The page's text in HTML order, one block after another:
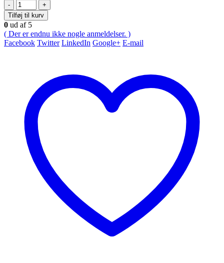
-
+
Tilføj til kurv
0 ud af 5
( Der er endnu ikke nogle anmeldelser. )
Facebook Twitter LinkedIn Google+ E-mail